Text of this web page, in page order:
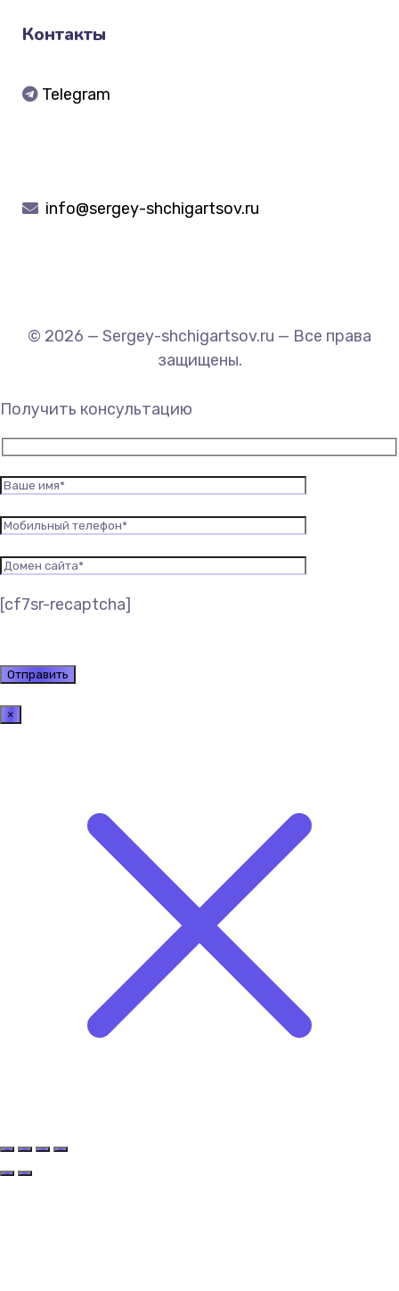
Контакты
Telegram
info@sergey-shchigartsov.ru
© 2026 — Sergey-shchigartsov.ru — Все права
защищены.
Получить консультацию
[cf7sr-recaptcha]
×